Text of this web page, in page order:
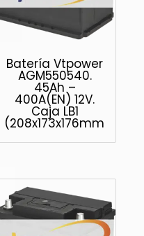
Batería Vtpower
AGM550540.
45Ah –
400A(EN) 12V.
Caja LB1
(208x173x176mm)